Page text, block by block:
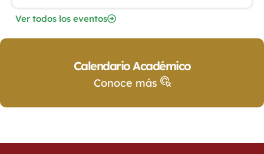
Ver todos los eventos
Calendario Académico
Conoce más